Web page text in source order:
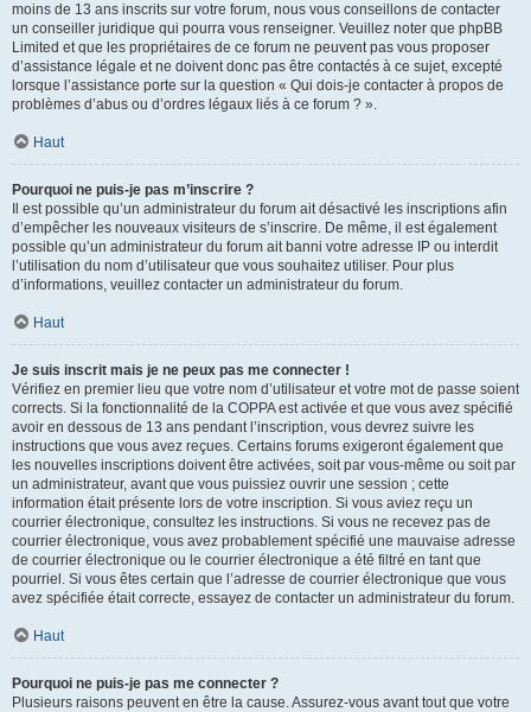
moins de 13 ans inscrits sur votre forum, nous vous conseillons de contacter
un conseiller juridique qui pourra vous renseigner. Veuillez noter que phpBB
Limited et que les propriétaires de ce forum ne peuvent pas vous proposer
d’assistance légale et ne doivent donc pas être contactés à ce sujet, excepté
lorsque l’assistance porte sur la question « Qui dois-je contacter à propos de
problèmes d’abus ou d’ordres légaux liés à ce forum ? ».
Haut
Pourquoi ne puis-je pas m’inscrire ?
Il est possible qu’un administrateur du forum ait désactivé les inscriptions afin
d’empêcher les nouveaux visiteurs de s’inscrire. De même, il est également
possible qu’un administrateur du forum ait banni votre adresse IP ou interdit
l’utilisation du nom d’utilisateur que vous souhaitez utiliser. Pour plus
d’informations, veuillez contacter un administrateur du forum.
Haut
Je suis inscrit mais je ne peux pas me connecter !
Vérifiez en premier lieu que votre nom d’utilisateur et votre mot de passe soient
corrects. Si la fonctionnalité de la COPPA est activée et que vous avez spécifié
avoir en dessous de 13 ans pendant l’inscription, vous devrez suivre les
instructions que vous avez reçues. Certains forums exigeront également que
les nouvelles inscriptions doivent être activées, soit par vous-même ou soit par
un administrateur, avant que vous puissiez ouvrir une session ; cette
information était présente lors de votre inscription. Si vous aviez reçu un
courrier électronique, consultez les instructions. Si vous ne recevez pas de
courrier électronique, vous avez probablement spécifié une mauvaise adresse
de courrier électronique ou le courrier électronique a été filtré en tant que
pourriel. Si vous êtes certain que l’adresse de courrier électronique que vous
avez spécifiée était correcte, essayez de contacter un administrateur du forum.
Haut
Pourquoi ne puis-je pas me connecter ?
Plusieurs raisons peuvent en être la cause. Assurez-vous avant tout que votre